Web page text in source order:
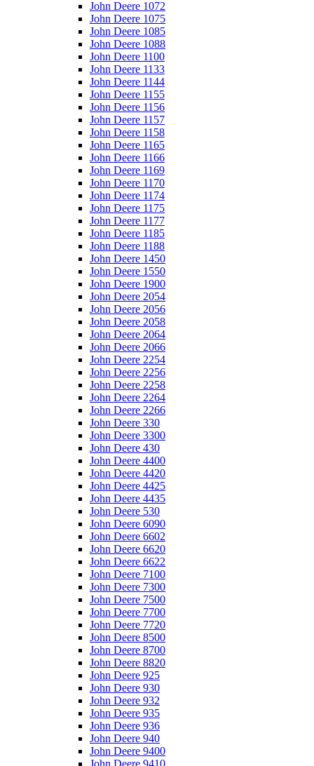
John Deere 1072
John Deere 1075
John Deere 1085
John Deere 1088
John Deere 1100
John Deere 1133
John Deere 1144
John Deere 1155
John Deere 1156
John Deere 1157
John Deere 1158
John Deere 1165
John Deere 1166
John Deere 1169
John Deere 1170
John Deere 1174
John Deere 1175
John Deere 1177
John Deere 1185
John Deere 1188
John Deere 1450
John Deere 1550
John Deere 1900
John Deere 2054
John Deere 2056
John Deere 2058
John Deere 2064
John Deere 2066
John Deere 2254
John Deere 2256
John Deere 2258
John Deere 2264
John Deere 2266
John Deere 330
John Deere 3300
John Deere 430
John Deere 4400
John Deere 4420
John Deere 4425
John Deere 4435
John Deere 530
John Deere 6090
John Deere 6602
John Deere 6620
John Deere 6622
John Deere 7100
John Deere 7300
John Deere 7500
John Deere 7700
John Deere 7720
John Deere 8500
John Deere 8700
John Deere 8820
John Deere 925
John Deere 930
John Deere 932
John Deere 935
John Deere 936
John Deere 940
John Deere 9400
John Deere 9410